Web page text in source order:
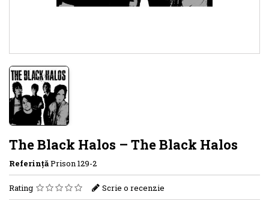
The Black Halos – The Black Halos
ReferinţăPrison 129-2
Rating Scrie o recenzie